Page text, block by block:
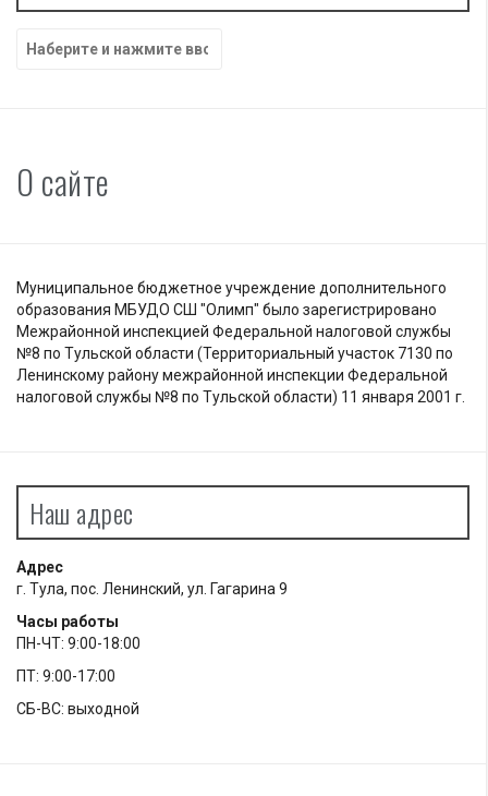
Найти:
О сайте
Муниципальное бюджетное учреждение дополнительного
образования МБУДО СШ "Олимп" было зарегистрировано
Межрайонной инспекцией Федеральной налоговой службы
№8 по Тульской области (Территориальный участок 7130 по
Ленинскому району межрайонной инспекции Федеральной
налоговой службы №8 по Тульской области) 11 января 2001 г.
Наш адрес
Адрес
г. Тула, пос. Ленинский, ул. Гагарина 9
Часы работы
ПН-ЧТ: 9:00-18:00
ПТ: 9:00-17:00
СБ-ВС: выходной